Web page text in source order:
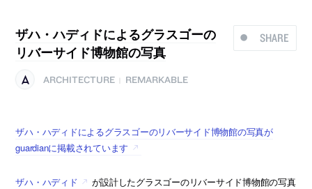
SHARE
ザハ・ハディドによるグラスゴーの
リバーサイド博物館の写真
ARCHITECTURE REMARKABLE
ザハ・ハディドによるグラスゴーのリバーサイド博物館の写真が
guardianに掲載されています
ザハ・ハディド
が設計したグラスゴーのリバーサイド博物館の写真